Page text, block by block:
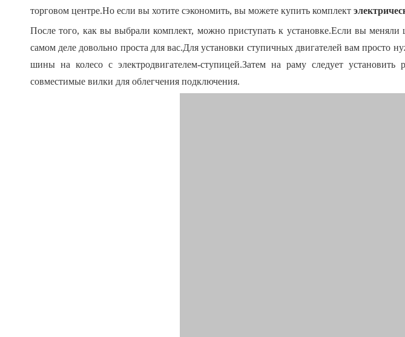
торговом центре.Но если вы хотите сэкономить, вы можете купить комплект
После того, как вы выбрали комплект, можно приступать к установке.Если вы
самом деле довольно проста для вас.Для установки ступичных двигателей вам просто
шины на колесо с электродвигателем-ступицей.Затем на раму следует
совместимые вилки для облегчения подключения.